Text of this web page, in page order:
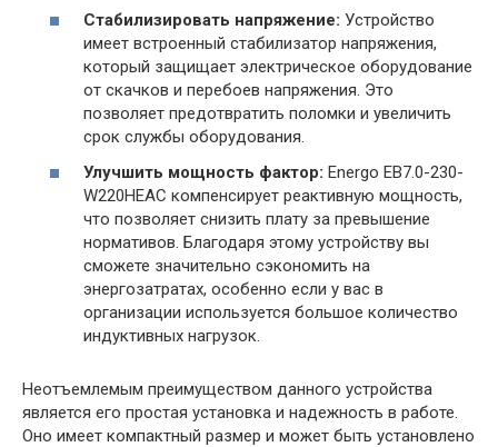
Стабилизировать напряжение: Устройство
имеет встроенный стабилизатор напряжения,
который защищает электрическое оборудование
от скачков и перебоев напряжения. Это
позволяет предотвратить поломки и увеличить
срок службы оборудования.
Улучшить мощность фактор: Energo EB7.0-230-
W220HЕAC компенсирует реактивную мощность,
что позволяет снизить плату за превышение
нормативов. Благодаря этому устройству вы
сможете значительно сэкономить на
энергозатратах, особенно если у вас в
организации используется большое количество
индуктивных нагрузок.
Неотъемлемым преимуществом данного устройства
является его простая установка и надежность в работе.
Оно имеет компактный размер и может быть установлено